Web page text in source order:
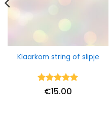
Klaarkom string of slipje
Waardering
€15.00